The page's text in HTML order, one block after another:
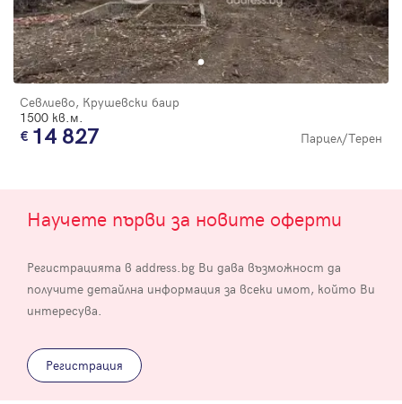
Севлиево, Крушевски баир
1500 кв.м.
14 827 Парцел/Терен
Научете първи за новите оферти
Регистрацията в address.bg Ви дава възможност да
получите детайлна информация за всеки имот, който Ви
интересува.
Регистрация